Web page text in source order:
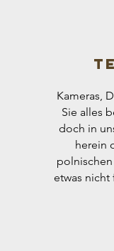
Kameras,
Sie alles
doch in
herein
etwas nicht